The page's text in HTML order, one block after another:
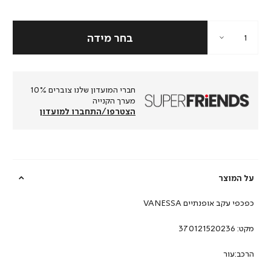
חברי המועדון שלנו צוברים 10%
מערך הקנייה
הצטרפו/התחברו למועדון
על המוצר
כפכפי עקב אופנתיים VANESSA
מקט: 370121520236
הרכב:עור